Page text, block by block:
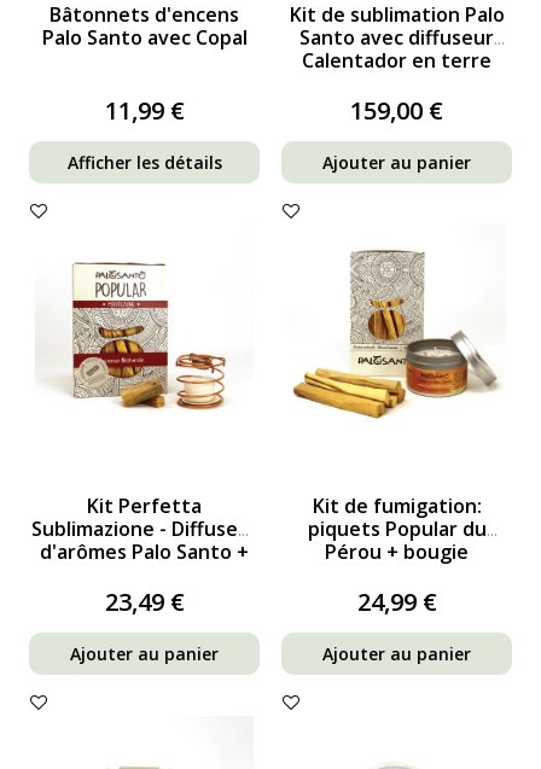
Bâtonnets d'encens
Palo Santo avec Copal
11,99 €
Afficher les détails
Kit de sublimation Palo
Santo avec diffuseur
Calentador en terre
159,00 €
Ajouter au panier
Kit Perfetta
Sublimazione - Diffuseur
d'arômes Palo Santo +
Pequeño
23,49 €
Ajouter au panier
Kit de fumigation:
piquets Popular du
Pérou + bougie
24,99 €
Ajouter au panier